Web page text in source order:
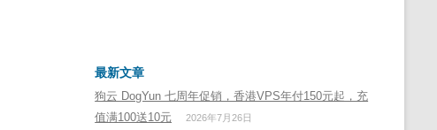
最新文章
狗云 DogYun 七周年促销，香港VPS年付150元起，充
值满100送10元
2026年7月26日